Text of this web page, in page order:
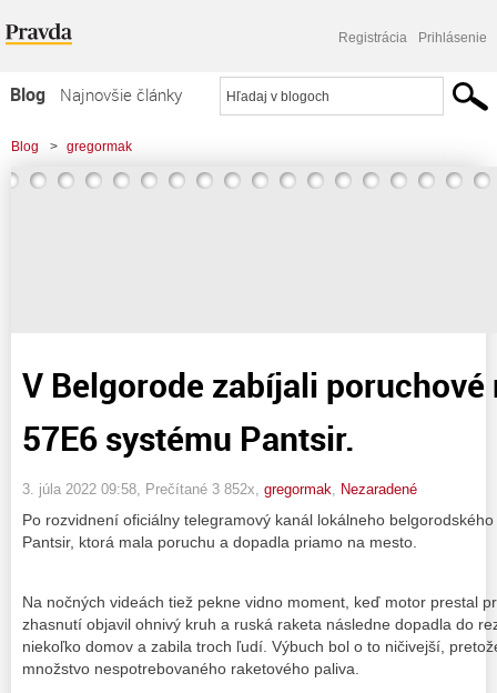
Registrácia Prihlásenie
Blog
Najnovšie články
Najčítanejšie články
Najkomentovanejšie články
Blog > gregormak
> V Belgorode zabíjali poruchové ruské rakety 57E6 systému Pantsir.
V Belgorode zabíjali
57E6 systému Pantsir.
3. júla 2022 09:58 , Prečítané 3 852x, gregormak Nezaradené
Po rozvidnení oficiálny telegramový kanál lokálneho
Pantsir, ktorá mala poruchu a dopadla priamo na mesto.
Na nočných videách tiež pekne vidno moment, keď motor prestal
zhasnutí objavil ohnivý kruh a ruská raketa následne dopadla do
niekoľko domov a zabila troch ľudí. Výbuch bol o to ničivejší,
množstvo nespotrebovaného raketového paliva.